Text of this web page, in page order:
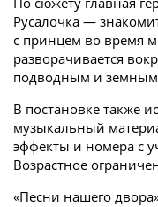
Русалочка —
с принцем во время
разворачивается
подводным и
В постановке также
музыкальный
эффекты и номера с
Возрастное
«Песни нашего